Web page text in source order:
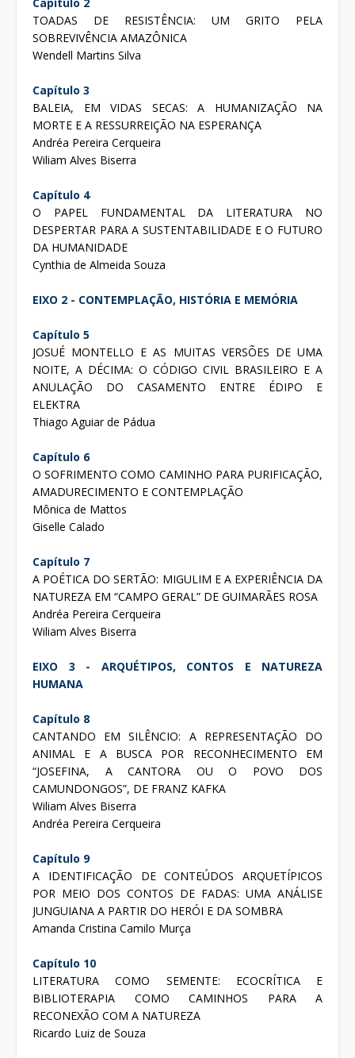
TOADAS DE RESISTÊNCIA: UM GRITO PELA
SOBREVIVÊNCIA AMAZÔNICA
Wendell Martins Silva
Capítulo 3
BALEIA, EM VIDAS SECAS: A HUMANIZAÇÃO NA
MORTE E A RESSURREIÇÃO NA ESPERANÇA
Andréa Pereira Cerqueira
Wiliam Alves Biserra
Capítulo 4
O PAPEL FUNDAMENTAL DA LITERATURA NO
DESPERTAR PARA A SUSTENTABILIDADE E O FUTURO
DA HUMANIDADE
Cynthia de Almeida Souza
EIXO 2 - CONTEMPLAÇÃO, HISTÓRIA E MEMÓRIA
Capítulo 5
JOSUÉ MONTELLO E AS MUITAS VERSÕES DE UMA
NOITE, A DÉCIMA: O CÓDIGO CIVIL BRASILEIRO E A
ANULAÇÃO DO CASAMENTO ENTRE ÉDIPO E
ELEKTRA
Thiago Aguiar de Pádua
Capítulo 6
O SOFRIMENTO COMO CAMINHO PARA PURIFICAÇÃO,
AMADURECIMENTO E CONTEMPLAÇÃO
Mônica de Mattos
Giselle Calado
Capítulo 7
A POÉTICA DO SERTÃO: MIGULIM E A EXPERIÊNCIA DA
NATUREZA EM “CAMPO GERAL” DE GUIMARÃES ROSA
Andréa Pereira Cerqueira
Wiliam Alves Biserra
EIXO 3 - ARQUÉTIPOS, CONTOS E NATUREZA
HUMANA
Capítulo 8
CANTANDO EM SILÊNCIO: A REPRESENTAÇÃO DO
ANIMAL E A BUSCA POR RECONHECIMENTO EM
“JOSEFINA, A CANTORA OU O POVO DOS
CAMUNDONGOS”, DE FRANZ KAFKA
Wiliam Alves Biserra
Andréa Pereira Cerqueira
Capítulo 9
A IDENTIFICAÇÃO DE CONTEÚDOS ARQUETÍPICOS
POR MEIO DOS CONTOS DE FADAS: UMA ANÁLISE
JUNGUIANA A PARTIR DO HERÓI E DA SOMBRA
Amanda Cristina Camilo Murça
Capítulo 10
LITERATURA COMO SEMENTE: ECOCRÍTICA E
BIBLIOTERAPIA COMO CAMINHOS PARA A
RECONEXÃO COM A NATUREZA
Ricardo Luiz de Souza